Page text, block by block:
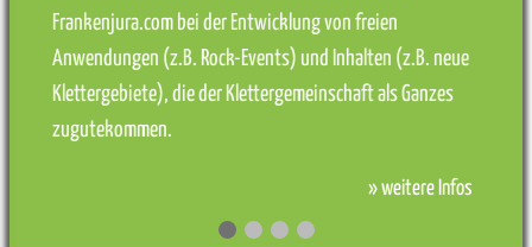
Frankenjura.com bei der Entwicklung von freien
Anwendungen (z.B. Rock-Events) und Inhalten (z.B. neue
Klettergebiete), die der Klettergemeinschaft als Ganzes
zugutekommen.
» weitere Infos